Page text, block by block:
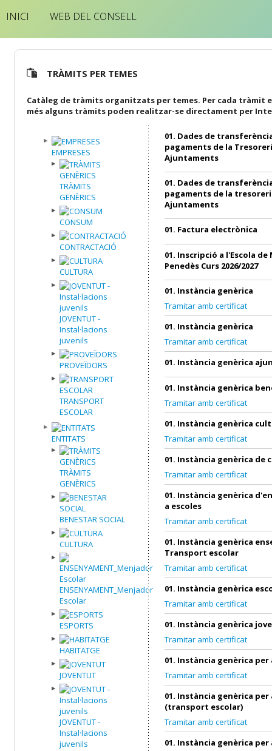
INICI WEB DEL CONSELL
TRÀMITS PER TEMES
Catàleg de tràmits organitzats per temes. Per cada tràmit
més alguns tràmits poden realitzar-se directament per
EMPRESES
TRÀMITS
GENÈRICS
CONSUM
CONTRACTACIÓ
CULTURA
JOVENTUT -
Instal·lacions
juvenils
PROVEÏDORS
TRANSPORT
ESCOLAR
ENTITATS
TRÀMITS
GENÈRICS
BENESTAR SOCIAL
CULTURA
ENSENYAMENT_Menjador
Escolar
ESPORTS
HABITATGE
JOVENTUT
JOVENTUT -
Instal·lacions
juvenils
01. Dades de
pagaments de la
Ajuntaments
01. Dades de
pagaments de la
Ajuntaments
01. Factura electrònica
01. Inscripció a l'Escola
Penedès Curs 2026/2027
01. Instància genèrica
Tramitar amb certificat
01. Instància genèrica
Tramitar amb certificat
01. Instància genèrica
01. Instància genèrica
Tramitar amb certificat
01. Instància genèrica
Tramitar amb certificat
01. Instància genèrica de
Tramitar amb certificat
01. Instància genèrica
a escoles
Tramitar amb certificat
01. Instància genèrica
Transport escolar
Tramitar amb certificat
01. Instància genèrica
Tramitar amb certificat
01. Instància genèrica
Tramitar amb certificat
01. Instància genèrica per
Tramitar amb certificat
01. Instància genèrica per
(transport escolar)
Tramitar amb certificat
01. Instància genèrica